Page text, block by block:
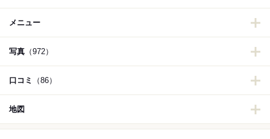
メニュー
写真 （972）
口コミ （86）
地図